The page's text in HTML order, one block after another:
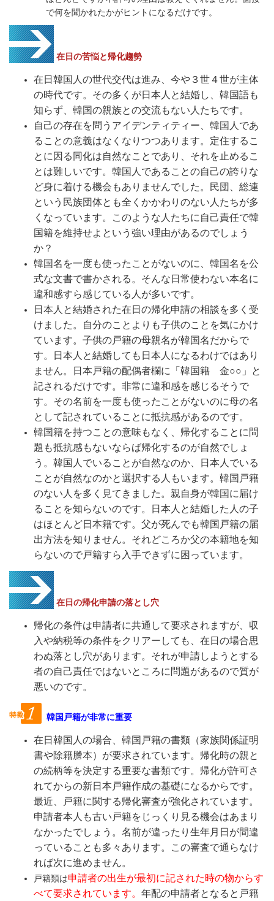
で何を聞かれたかがヒントになるだけです。
在日の苦悩と帰化趨勢
在日韓国人の世代交代は進み、今や３世４世が主体
の時代です。その多くが日本人と結婚し、韓国語も
知らず、韓国の親族との交流もない人たちです。
自己の存在を問うアイデンティティー、 韓国人であ
ることの意義はなくなりつつあります。定住するこ
とに因る同化は自然なことであり、それを止めるこ
とは難しいです。韓国人であることの自己の誇りな
ど身に着ける機会もありませんでした。民団、総連
という民族団体とも全くかかわりのない人たちが多
くなっています。このような人たちに自己責任で韓
国籍を維持せよという強い理由があるのでしょう
か？
韓国名を一度も使ったことがないのに、韓国名を公
式な文書で書かされる。そんな日常使わない本名に
違和感すら感じている人が多いです。
日本人と結婚された在日の帰化申請の相談を多く受
けました。自分のことよりも子供のことを気にかけ
ています。子供の戸籍の母親名が韓国名だからで
す。
日本人と結婚しても日本人になるわけではあり
ません。日本戸籍の配偶者欄に「韓国籍 金○○」と
記されるだけです。 非常に違和感を感じるそうで
す。その名前を一度も使ったことがないのに母の名
として記されていることに抵抗感があるのです。
韓国籍を持つことの意味もなく、帰化することに問
題も抵抗感もないならば帰化するのが自然でしょ
う。韓国人でいることが自然なのか、日本人でいる
ことが自然なのかと選択する人もいます。韓国戸籍
のない人を多く見てきました。親自身が韓国に届け
ることを知らないのです。日本人と結婚した人の子
はほとんど日本籍です。父が死んでも韓国戸籍の届
出方法を知りません。それどころか父の本籍地を知
らないので戸籍すら入手できずに困っています。
在日の帰化申請の落とし穴
帰化の条件は申請者に共通して要求されますが、収
入や納税等の条件をクリアーしても、在日の場合思
わぬ落とし穴があります。それが申請しようとする
者の自己責任ではないところに問題があるので質が
悪いのです。
韓国 戸籍が非常に重要
在日韓国人の場合、韓国戸籍の書類（家族関係証明
書や除籍謄本）が要求されています。帰化時の親と
の続柄等を決定する重要な書類です。帰化が許可さ
れてからの新日本戸籍作成の基礎になるからです。
最近、戸籍に関する帰化審査が強化されています。
申請者本人も古い戸籍をじっくり見る機会はあまり
なかったでしょう。名前が違ったり生年月日が間違
っていることも多々あります。この審査で通らなけ
れば次に進めません。
戸籍類は申請者の出生が最初に記された時の物からす
べて要求されています。 年配の申請者となると戸籍